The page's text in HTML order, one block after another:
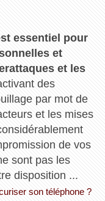
essentiel pour
et
et les
des
par mot de
et les mises
de vos
sont pas les
disposition ...
son téléphone ?